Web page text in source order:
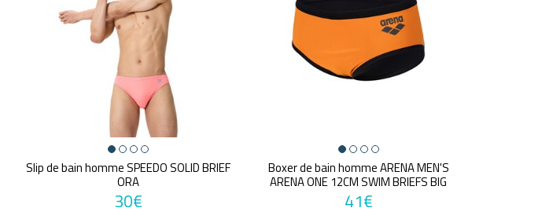
Slip de bain homme SPEEDO SOLID BRIEF
ORA
30€
Boxer de bain homme ARENA MEN'S
ARENA ONE 12CM SWIM BRIEFS BIG
LOGO
41€